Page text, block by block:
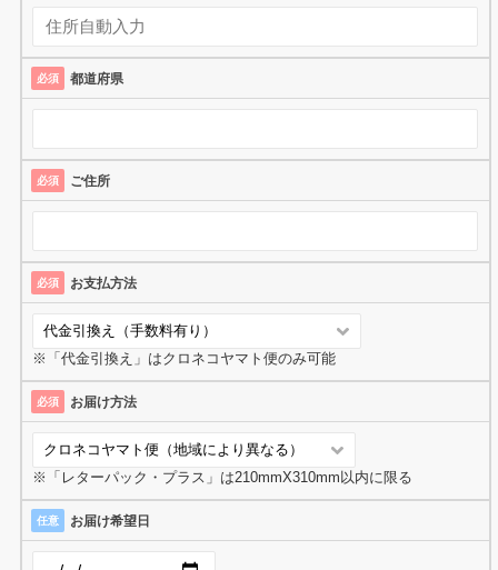
必須 都道府県
必須 ご住所
必須 お支払方法
※「代金引換え」はクロネコヤマト便のみ可能
必須 お届け方法
※「レターパック・プラス」は210mmX310mm以内に限る
任意 お届け希望日